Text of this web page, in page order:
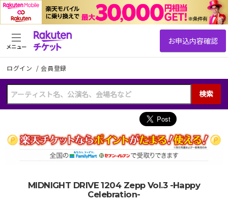
ログイン /会員登録
検索
メニュー
MIDNIGHT DRIVE 1204 Zepp Vol.3 -Happy
Celebration-